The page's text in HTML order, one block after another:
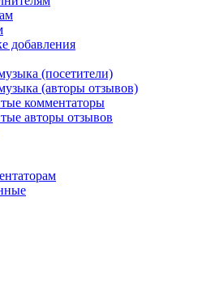
добавления
(посетители)
(авторы отзывов)
комментаторы
авторы отзывов